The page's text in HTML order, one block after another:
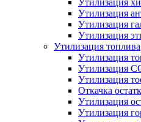
Утилизация
Утилизация
Утилизация
Утилизация
Утилизация топлива
Утилизация
Утилизация
Утилизация
Откачка
Утилизация
Утилизация